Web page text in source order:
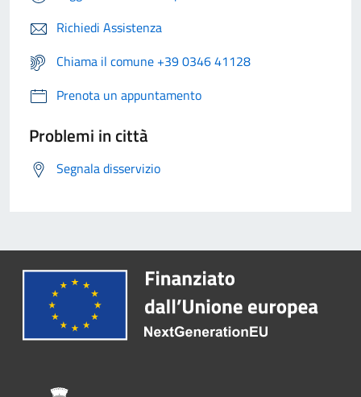
Richiedi Assistenza
Chiama il comune +39 0346 41128
Prenota un appuntamento
Problemi in città
Segnala disservizio